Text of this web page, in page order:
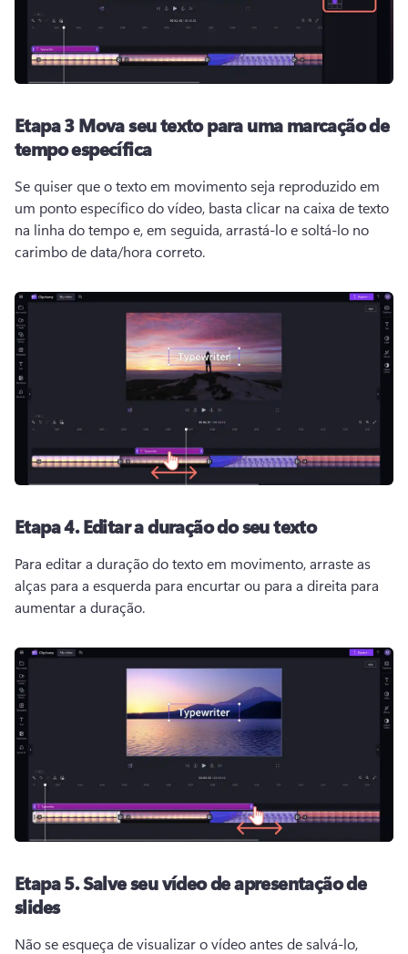
Etapa 3Mova seu texto para uma marcação de
tempo específica
Se quiser que o texto em movimento seja reproduzido em
um ponto específico do vídeo, basta clicar na caixa de texto
na linha do tempo e, em seguida, arrastá-lo e soltá-lo no
carimbo de data/hora correto.
Etapa 4.Editar a duração do seu texto
Para editar a duração do texto em movimento, arraste as
alças para a esquerda para encurtar ou para a direita para
aumentar a duração.
Etapa 5.Salve seu vídeo de apresentação de
slides
Não se esqueça de visualizar o vídeo antes de salvá-lo,